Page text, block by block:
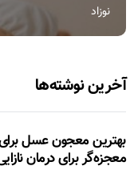
نوزاد
آخرین نوشته‌ها
بهترین معجون عسل برای
معجزه‌گر برای درمان